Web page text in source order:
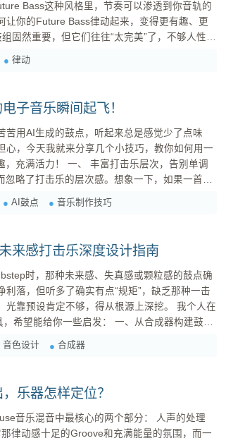
Bass这种风格里，节奏可以渗透到你音轨的
你的Future Bass律动起来，变得更有趣、更
化。 精细化量化 (Micro-Quantization) 与 Swing : ...
律动
子音乐瞬间起飞！
用AI生成的鼓点，听起来总是感觉少了点味
，今天我就来分享几个小技巧，教你如何用一
击乐层次，告别单调
略了打击乐的层次感。想象一下，如果一首歌
我们需要手动添加一些其他的打击乐元素，来
AI鼓点 音乐制作技巧
来感打击乐深度设计指南
时，那种未来感、失真感或颗粒感的鼓点确
落，但听多了确实有点“规矩”，缺乏那种一击
设肯定不够，得从根源上深挖。 我个人在
些启发： 一、从合成器构建鼓：
音色设计 合成器
乐器怎样定位？
音乐混音中最核心的两个部分： 人声的处理
律动感十足的Groove和充满能量的氛围，而一